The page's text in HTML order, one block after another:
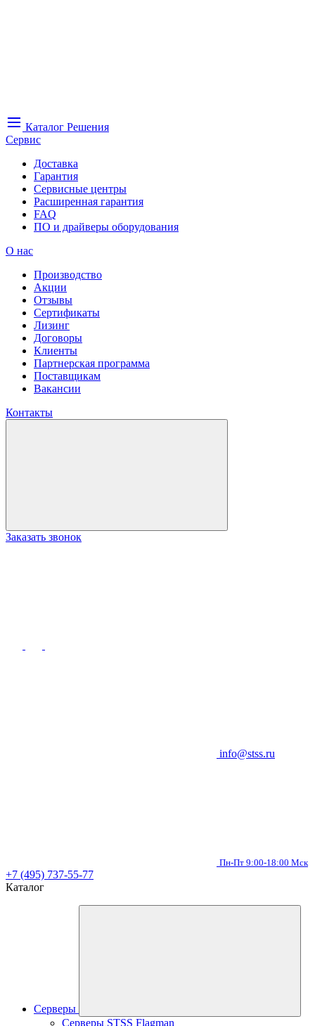
Каталог Решения
Сервис
Доставка
Гарантия
Сервисные центры
Расширенная гарантия
FAQ
ПО и драйверы оборудования
О нас
Производство
Акции
Отзывы
Сертификаты
Лизинг
Договоры
Клиенты
Партнерская программа
Поставщикам
Вакансии
Контакты
Заказать звонок
info@stss.ru
Пн-Пт 9:00-18:00 Мск
+7 (495) 737-55-77
Каталог
Серверы
Серверы STSS Flagman